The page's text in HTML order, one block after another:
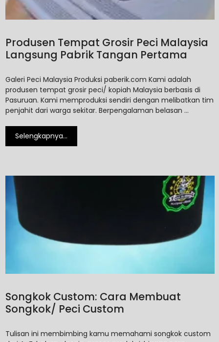
Produsen Tempat Grosir Peci Malaysia
Langsung Pabrik Tangan Pertama
Galeri Peci Malaysia Produksi paberik.com Kami adalah
produsen tempat grosir peci/ kopiah Malaysia berbasis di
Pasuruan. Kami memproduksi sendiri dengan melibatkan tim
penjahit dari warga sekitar. Berpengalaman belasan …
Selengkapnya…
Songkok Custom: Cara Membuat
Songkok/ Peci Custom
Tulisan ini membimbing kamu memahami songkok custom